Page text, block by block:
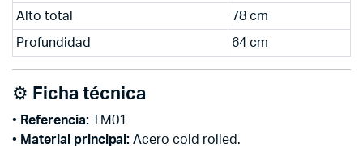
Alto total 78 cm
Profundidad 64 cm
⚙️ Ficha técnica
• Referencia:TM01
• Material principal: Acero cold rolled.